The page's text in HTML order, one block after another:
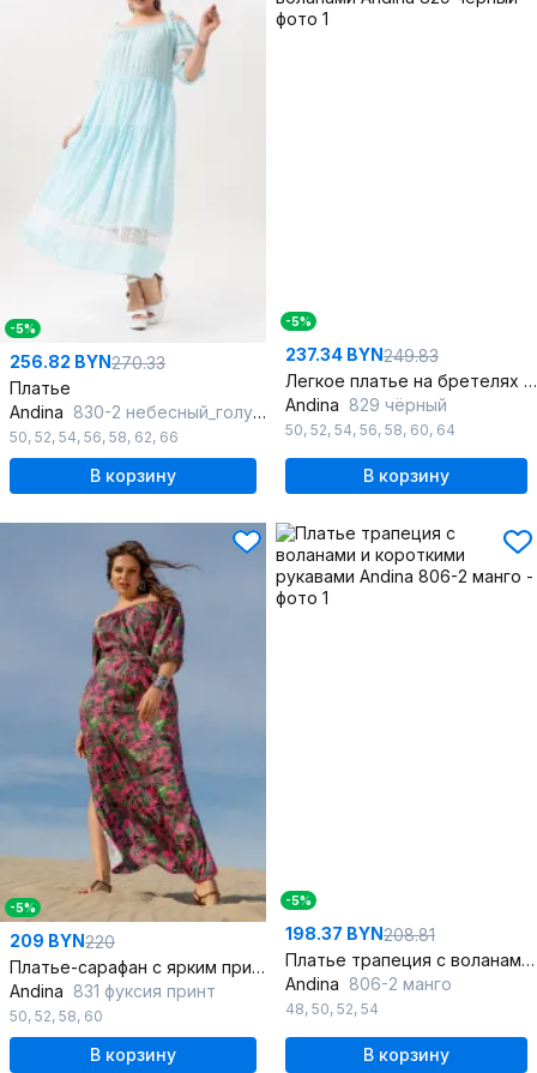
-5%
256.82 BYN270.33
Платье
Andina 830-2 небесный_голубой
50, 52, 54, 56, 58, 62, 66
В корзину
-5%
237.34 BYN249.83
Легкое платье на бретелях с кружевными вставками и воланами
Andina 829 чёрный
50, 52, 54, 56, 58, 60, 64
В корзину
-5%
209 BYN220
Платье-сарафан с ярким принтом и съёмным поясом
Andina 831 фуксия принт
50, 52, 58, 60
В корзину
-5%
198.37 BYN208.81
Платье трапеция с воланами и короткими рукавами
Andina 806-2 манго
48, 50, 52, 54
В корзину